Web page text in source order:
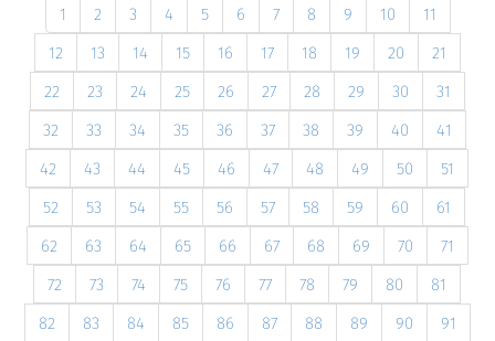
1 2 3 4 5 6 7 8 9 10
11
12
13 14 15 16 17 18 19 20
21
22
23 24 25 26 27 28 29 30
31
32
33 34 35 36 37 38 39 40
41
42
43 44 45 46 47 48 49 50
51
52
53 54 55 56 57 58 59 60
61
62
63 64 65 66 67 68 69 70
71
72
73 74 75 76 77 78 79 80
81
82
83 84 85 86 87 88 89 90
91